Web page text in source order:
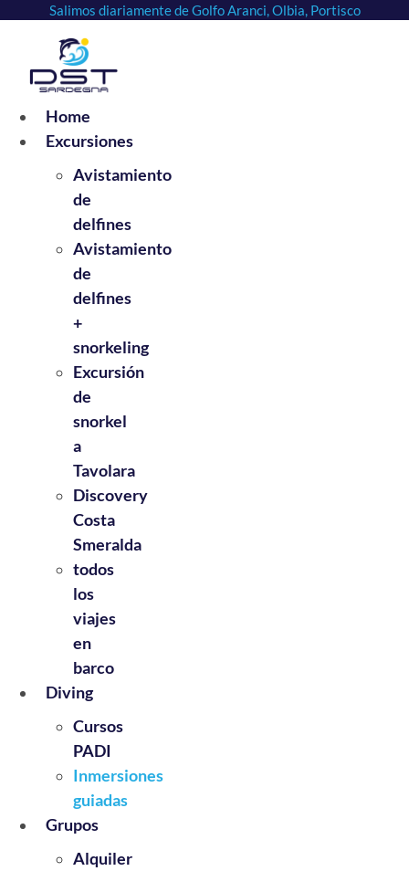
contenido
Salimos diariamente de Golfo Aranci, Olbia, Portisco
Home
Excursiones
Avistamiento
de
delfines
Avistamiento
de
delfines
+
snorkeling
Excursión
de
snorkel
a
Tavolara
Discovery
Costa
Smeralda
todos
los
viajes
en
barco
Diving
Cursos
PADI
Inmersiones
guiadas
Grupos
Alquiler